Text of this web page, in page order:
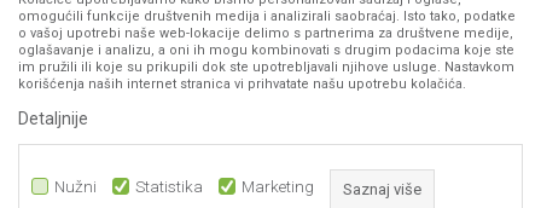
Zamjena artikala
Plaćanje karticama
PRATITE NAS
omogućili funkcije društvenih medija i analizirali saobraćaj. Isto tako, podatke
o vašoj upotrebi naše web-lokacije delimo s partnerima za društvene medije,
oglašavanje i analizu, a oni ih mogu kombinovati s drugim podacima koje ste
im pružili ili koje su prikupili dok ste upotrebljavali njihove usluge. Nastavkom
korišćenja naših internet stranica vi prihvatate našu upotrebu kolačića.
Detaljnije
Nužni Statistika Marketing Saznaj više